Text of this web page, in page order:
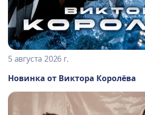
5 августа 2026 г.
Новинка от Виктора Королёва